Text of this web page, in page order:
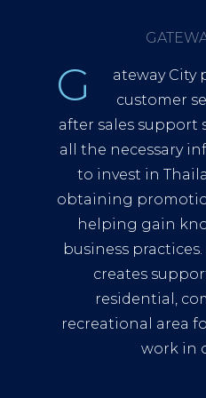
G
ateway City
customer
after sales support
all the necessary
to invest in
obtaining
helping gain
business
creates
residential,
recreational area
work in